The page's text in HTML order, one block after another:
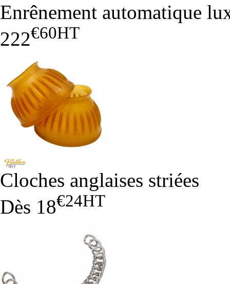
Enrênement automatique
222€60HT
Cloches anglaises striées
Dès 18€24HT